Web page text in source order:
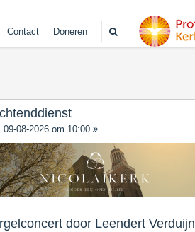
Contact Doneren
09-08-2026 om 10:00
door Leendert Verduijn